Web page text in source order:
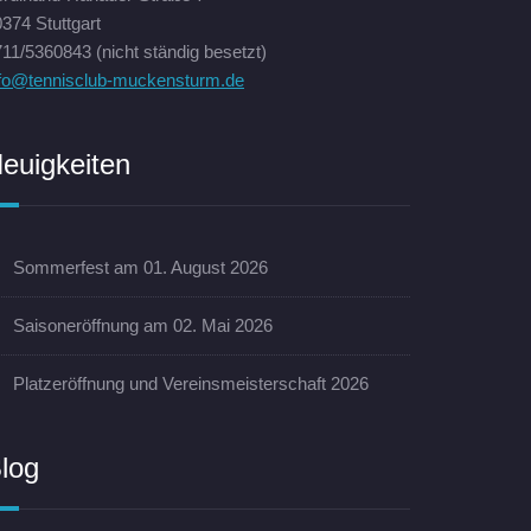
Stuttgart
5360843 (nicht ständig besetzt)
muckensturm.de
Sommerfest am 01. August 2026
Saisoneröffnung am 02. Mai 2026
Platzeröffnung und Vereinsmeisterschaft 2026